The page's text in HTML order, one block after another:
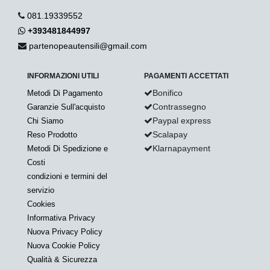
081.19339552
+393481844997
partenopeautensili@gmail.com
INFORMAZIONI UTILI
Metodi Di Pagamento
Garanzie Sull'acquisto
Chi Siamo
Reso Prodotto
Metodi Di Spedizione e
Costi
condizioni e termini del
servizio
Cookies
Informativa Privacy
Nuova Privacy Policy
Nuova Cookie Policy
Qualità & Sicurezza
PAGAMENTI ACCETTATI
Bonifico
Contrassegno
Paypal express
Scalapay
Klarnapayment